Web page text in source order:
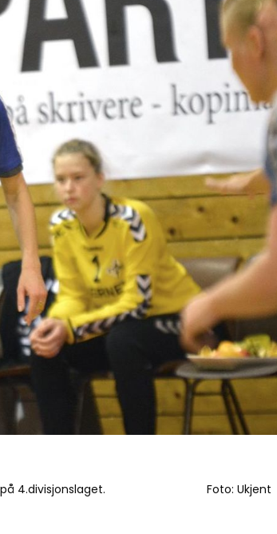
4.divisjonslaget. Foto: Ukjent